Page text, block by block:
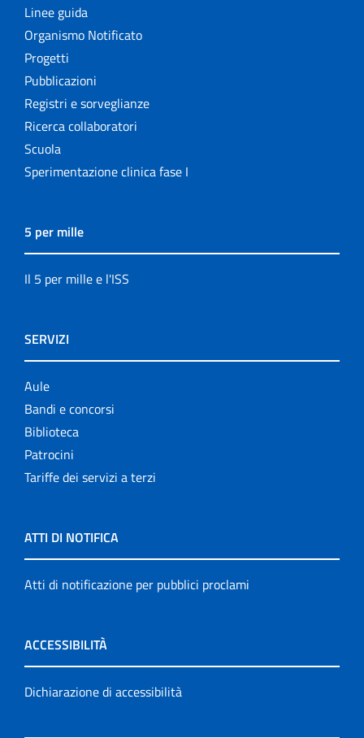
Linee guida
Organismo Notificato
Progetti
Pubblicazioni
Registri e sorveglianze
Ricerca collaboratori
Scuola
Sperimentazione clinica fase I
5 per mille
Il 5 per mille e l'ISS
SERVIZI
Aule
Bandi e concorsi
Biblioteca
Patrocini
Tariffe dei servizi a terzi
ATTI DI NOTIFICA
Atti di notificazione per pubblici proclami
ACCESSIBILITÀ
Dichiarazione di accessibilità